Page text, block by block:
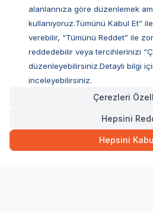
49,90TL
Müşteri Hizmetleri
Sıkça
Ovacık Mah. Hacıoğlu Sok. No:13
Müşteri Destek Hattı
alanlarınıza göre düzenlemek
kullanıyoruz.Tümünü Kabul Et”
verebilir, “Tümünü Reddet” ile
reddedebilir veya tercihlerinizi
düzenleyebilirsiniz.Detaylı bilgi
inceleyebilirsiniz.
Çerezleri
Hepsini
Hepsini